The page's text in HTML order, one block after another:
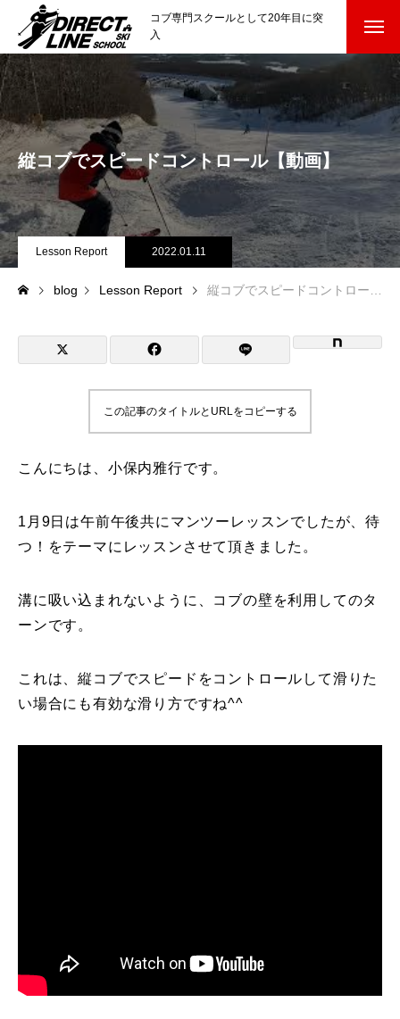
コブ専門スクールとして20年目に突
入
スクールについて知る Directline Ski School
コンセプトと開催スキー場
参加までの流れ
レッスン料金
参加費のお支払い
各会場の集合場所
スキー場から選ぶ Ski Area
鷲ヶ岳＆高鷲スノーパーク
宮城山形
岩手高原
レッスンテーマから選ぶ Lesson Theme
初級2
中級1
インストラクター募集
縦コブでスピードコントロール【動画】
Lesson Report 2022.01.11
blog Lesson Report 縦コブでスピードコントロール【動画】
この記事のタイトルとURLをコピーする
こんにちは、小保内雅行です。
1月9日は午前午後共にマンツーレッスンでしたが、待
つ！をテーマにレッスンさせて頂きました。
溝に吸い込まれないように、コブの壁を利用してのタ
ーンです。
これは、縦コブでスピードをコントロールして滑りた
い場合にも有効な滑り方ですね^^